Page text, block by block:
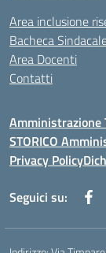
Area inclusione
Bacheca
Area Docenti
Contatti
Amministrazione
STORICO
Privacy Policy
Seguici su: